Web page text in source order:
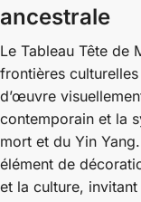
ancestrale
Le Tableau Tête de
frontières
d’œuvre
contemporain et la
mort et du Yin
élément de
et la culture,